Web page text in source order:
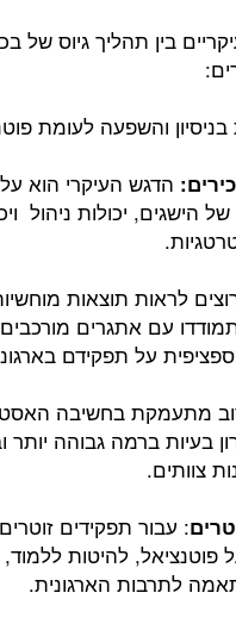
בין תהליך גיוס של
הדגש העיקרי הוא על
הישגים, יכולות ניהול
לראות תוצאות
עם אתגרים
על תפקידם
מתעמקת בחשיבה
בעיות ברמה גבוהה יותר
צוותים.
: עבור תפקידים
פוטנציאל, להיטות ללמוד,
לתרבות הארגונית.